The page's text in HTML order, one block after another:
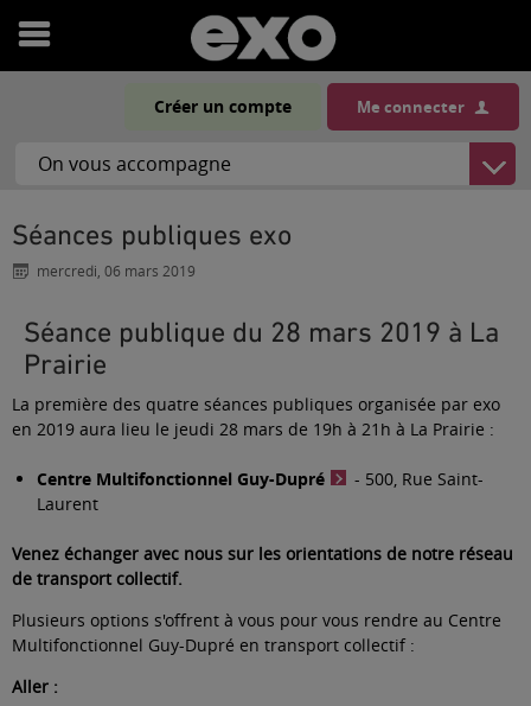
Ouvrir
menu
Créer un compte Me connecter
Séances publiques exo
mercredi, 06 mars 2019
Séance publique du 28 mars 2019 à La
Prairie
La première des quatre séances publiques organisée par exo
en 2019 aura lieu le jeudi 28 mars de 19h à 21h à La Prairie :
Centre Multifonctionnel Guy-Dupré
- 500, Rue Saint-
Laurent
Venez échanger avec nous sur les orientations de notre réseau
de transport collectif.
Plusieurs options s'offrent à vous pour vous rendre au Centre
Multifonctionnel Guy-Dupré en transport collectif :
Aller :